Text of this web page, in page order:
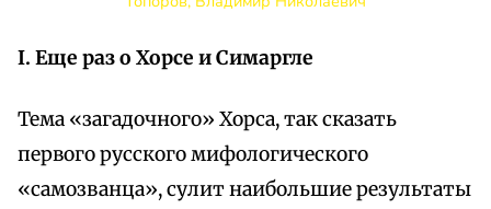
I. Еще раз о Хорcе и Симаргле
Тема «загадочного» Хорса, так сказать
первого русского мифологического
«самозванца», сулит наибольшие результаты